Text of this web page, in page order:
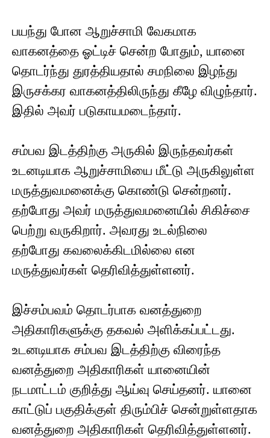
பயந்து போன ஆறுச்சாமி வேகமாக
வாகனத்தை ஓட்டிச் சென்ற போதும், யானை
தொடர்ந்து துரத்தியதால் சமநிலை இழந்து
இருசக்கர வாகனத்திலிருந்து கீழே விழுந்தார்.
இதில் அவர் படுகாயமடைந்தார்.
சம்பவ இடத்திற்கு அருகில் இருந்தவர்கள்
உடனடியாக ஆறுச்சாமியை மீட்டு அருகிலுள்ள
மருத்துவமனைக்கு கொண்டு சென்றனர்.
தற்போது அவர் மருத்துவமனையில் சிகிச்சை
பெற்று வருகிறார். அவரது உடல்நிலை
தற்போது கவலைக்கிடமில்லை என
மருத்துவர்கள் தெரிவித்துள்ளனர்.
இச்சம்பவம் தொடர்பாக வனத்துறை
அதிகாரிகளுக்கு தகவல் அளிக்கப்பட்டது.
உடனடியாக சம்பவ இடத்திற்கு விரைந்த
வனத்துறை அதிகாரிகள் யானையின்
நடமாட்டம் குறித்து ஆய்வு செய்தனர். யானை
காட்டுப் பகுதிக்குள் திரும்பிச் சென்றுள்ளதாக
வனத்துறை அதிகாரிகள் தெரிவித்துள்ளனர்.